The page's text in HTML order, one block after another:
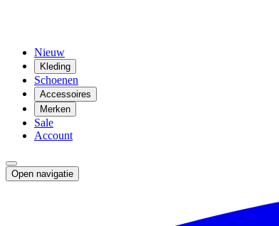
Nieuw
Kleding
Schoenen
Accessoires
Merken
Sale
Account
Open navigatie